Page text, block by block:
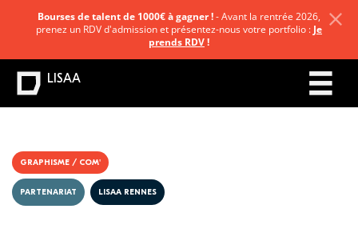
GRAPHISME / COM'
PARTENARIAT LISAA RENNES
Bourses de talent de 1000€ à gagner !- Avant la rentrée 2026,
prenez un RDV d'admission et présentez-nous votre portfolio : Je
prends RDV!
LISAA